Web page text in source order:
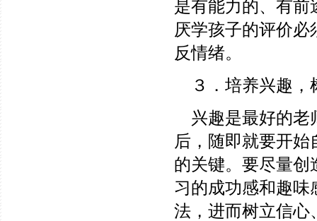
是有能力的、有前
厌学孩子的评价
反情绪。
３．培养兴趣，
兴趣是最好的老
后，随即就要开
的关键。要尽量创
习的成功感和趣味
法，进而树立信心